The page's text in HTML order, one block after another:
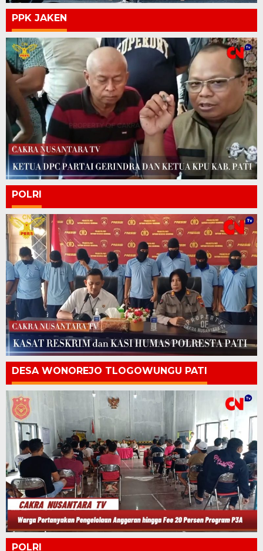
PPK JAKEN
POLRI
DESA WONOREJO TLOGOWUNGU PATI
POLRI